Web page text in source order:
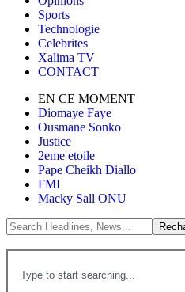
Sports
Technologie
Celebrites
Xalima TV
CONTACT
EN CE MOMENT
Diomaye Faye
Ousmane Sonko
Justice
2eme etoile
Pape Cheikh Diallo
FMI
Macky Sall ONU